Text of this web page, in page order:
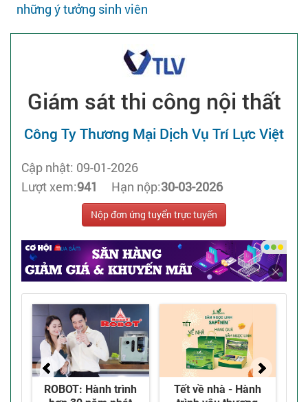
những ý tưởng sinh viên
Giám sát thi công nội thất
Công Ty Thương Mại Dịch Vụ Trí Lực Việt
Cập nhật: 09-01-2026
Lượt xem:941 Hạn nộp:30-03-2026
Nộp đơn ứng tuyển trực tuyến